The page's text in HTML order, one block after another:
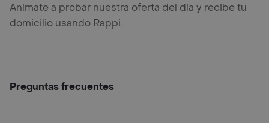
Anímate a probar nuestra oferta del día y recibe tu
domicilio usando Rappi.
Preguntas frecuentes